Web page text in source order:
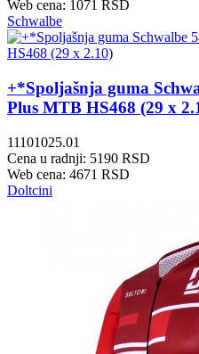
Web cena: 1071 RSD
Schwalbe
+*Spoljašnja guma
Plus MTB HS468 (29 x
11101025.01
Cena u radnji: 5190 RSD
Web cena: 4671 RSD
Doltcini